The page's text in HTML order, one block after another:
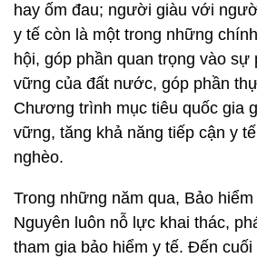
hay ốm đau; người giàu với
y tế còn là một trong những
hội, góp phần quan trọng vào sự
vững của đất nước, góp phần
Chương trình mục tiêu quốc gia
vững, tăng khả năng tiếp cận y
nghèo.
Trong những năm qua, Bảo
Nguyên luôn nỗ lực khai thác,
tham gia bảo hiểm y tế. Đến